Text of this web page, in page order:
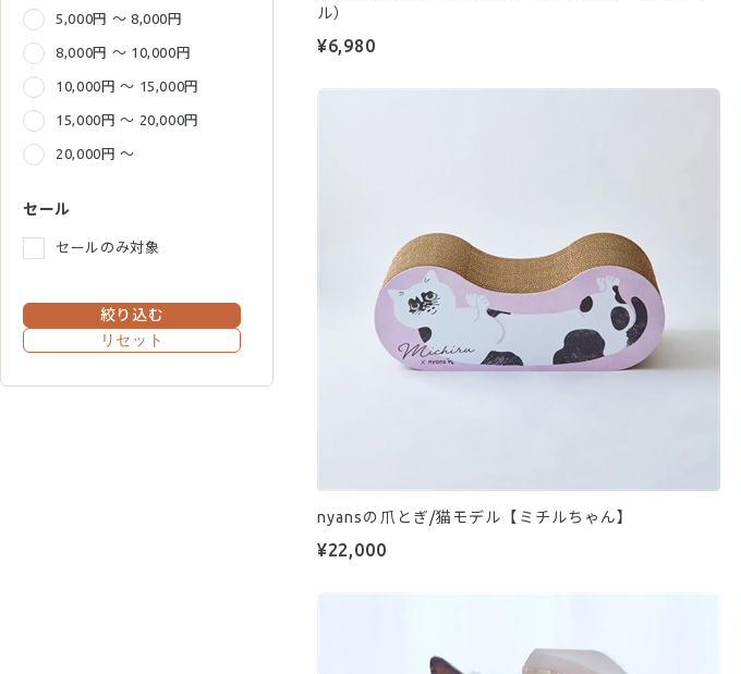
5,000円 ～ 8,000円
8,000円 ～ 10,000円
10,000円 ～ 15,000円
15,000円 ～ 20,000円
20,000円 ～
セール
セールのみ対象
絞り込む
リセット
ル）
¥6,980
nyansの爪とぎ/猫モデル【ミチルちゃん】
¥22,000